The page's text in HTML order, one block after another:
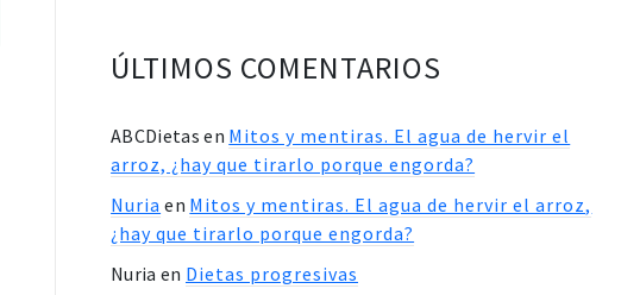
ÚLTIMOS COMENTARIOS
ABCDietas en Mitos y mentiras. El agua de hervir el
arroz, ¿hay que tirarlo porque engorda?
Nuria en Mitos y mentiras. El agua de hervir el arroz,
¿hay que tirarlo porque engorda?
Nuria en Dietas progresivas